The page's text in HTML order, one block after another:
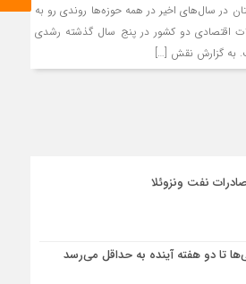
در سال‌های اخیر در همه حوزه‌ها روندی رو به
اقتصادی دو کشور در پنج سال گذشته رشدی
به گزارش نقش […]
نفت ونزوئلا
تا دو هفته آینده به حداقل می‌رسد